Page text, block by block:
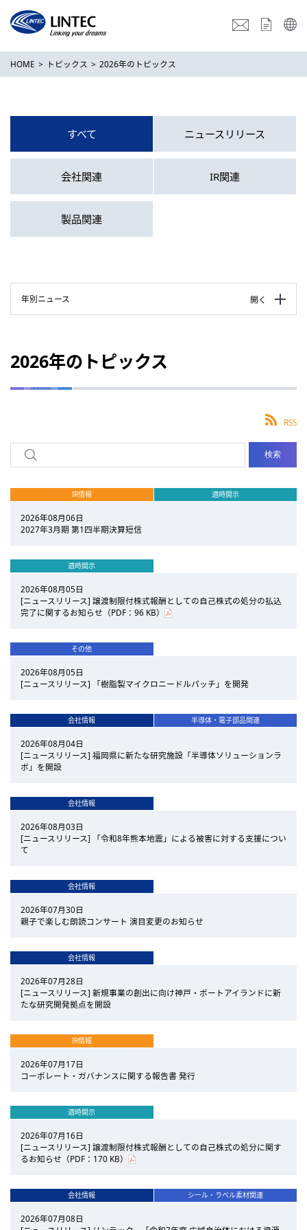
HOME トピックス 2026年のトピックス
すべて ニュースリリース
会社関連 IR関連
製品関連
年別ニュース
2026年のトピックス
RSS
IR情報 適時開示
2026年08月06日
2027年3月期 第1四半期決算短信
適時開示
2026年08月05日
[ニュースリリース] 譲渡制限付株式報酬としての自己株式の処分の払込
完了に関するお知らせ（PDF：96 KB）
その他
2026年08月05日
[ニュースリリース] 「樹脂製マイクロニードルパッチ」を開発
会社情報 半導体・電子部品関連
2026年08月04日
[ニュースリリース] 福岡県に新たな研究施設「半導体ソリューションラ
ボ」を開設
会社情報
2026年08月03日
[ニュースリリース] 「令和8年熊本地震」による被害に対する支援につい
て
会社情報
2026年07月30日
親子で楽しむ朗読コンサート 演目変更のお知らせ
会社情報
2026年07月28日
[ニュースリリース] 新規事業の創出に向け神戸・ポートアイランドに新
たな研究開発拠点を開設
IR情報
2026年07月17日
コーポレート・ガバナンスに関する報告書 発行
適時開示
2026年07月16日
[ニュースリリース] 譲渡制限付株式報酬としての自己株式の処分に関す
るお知らせ（PDF：170 KB）
会社情報 シール・ラベル素材関連
2026年07月08日